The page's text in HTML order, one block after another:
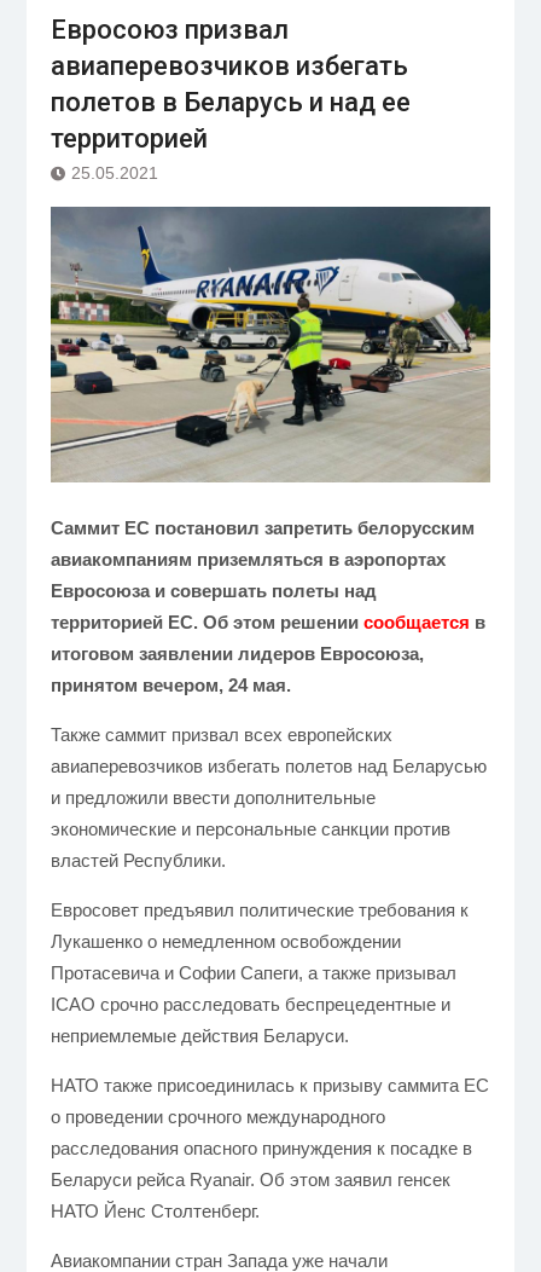
Евросоюз призвал
авиаперевозчиков избегать
полетов в Беларусь и над ее
территорией
25.05.2021
Саммит ЕС постановил запретить белорусским
авиакомпаниям приземляться в аэропортах
Евросоюза и совершать полеты над
территорией ЕС. Об этом решении сообщается в
итоговом заявлении лидеров Евросоюза,
принятом вечером, 24 мая.
Также саммит призвал всех европейских
авиаперевозчиков избегать полетов над Беларусью
и предложили ввести дополнительные
экономические и персональные санкции против
властей Республики.
Евросовет предъявил политические требования к
Лукашенко о немедленном освобождении
Протасевича и Софии Сапеги, а также призывал
ICAO срочно расследовать беспрецедентные и
неприемлемые действия Беларуси.
НАТО также присоединилась к призыву саммита ЕС
о проведении срочного международного
расследования опасного принуждения к посадке в
Беларуси рейса Ryanair. Об этом заявил генсек
НАТО Йенс Столтенберг.
Авиакомпании стран Запада уже начали